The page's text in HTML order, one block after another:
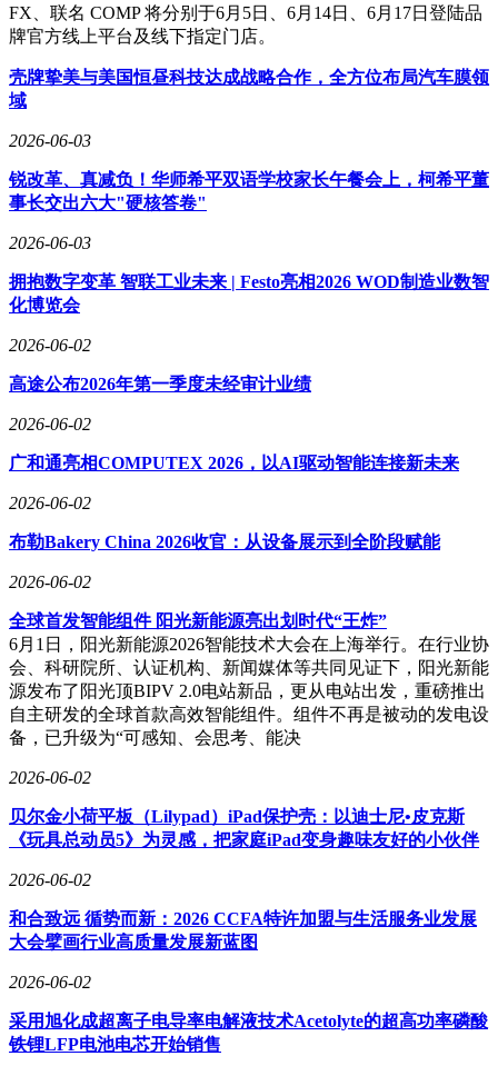
FX、联名 COMP 将分别于6月5日、6月14日、6月17日登陆品
牌官方线上平台及线下指定门店。
壳牌挚美与美国恒昼科技达成战略合作，全方位布局汽车膜领
域
2026-06-03
锐改革、真减负！华师希平双语学校家长午餐会上，柯希平董
事长交出六大"硬核答卷"
2026-06-03
拥抱数字变革 智联工业未来 | Festo亮相2026 WOD制造业数智
化博览会
2026-06-02
高途公布2026年第一季度未经审计业绩
2026-06-02
广和通亮相COMPUTEX 2026，以AI驱动智能连接新未来
2026-06-02
布勒Bakery China 2026收官：从设备展示到全阶段赋能
2026-06-02
全球首发智能组件 阳光新能源亮出划时代“王炸”
6月1日，阳光新能源2026智能技术大会在上海举行。在行业协
会、科研院所、认证机构、新闻媒体等共同见证下，阳光新能
源发布了阳光顶BIPV 2.0电站新品，更从电站出发，重磅推出
自主研发的全球首款高效智能组件。组件不再是被动的发电设
备，已升级为“可感知、会思考、能决
2026-06-02
贝尔金小荷平板（Lilypad）iPad保护壳：以迪士尼•皮克斯
《玩具总动员5》为灵感，把家庭iPad变身趣味友好的小伙伴
2026-06-02
和合致远 循势而新：2026 CCFA特许加盟与生活服务业发展
大会擘画行业高质量发展新蓝图
2026-06-02
采用旭化成超离子电导率电解液技术Acetolyte的超高功率磷酸
铁锂LFP电池电芯开始销售